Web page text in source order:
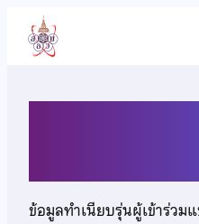
เนื้อหา
ข้อมูลทำเนียบรุ่นผู้เข้าร่วม